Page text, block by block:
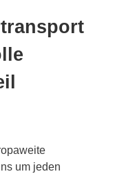
um jeden